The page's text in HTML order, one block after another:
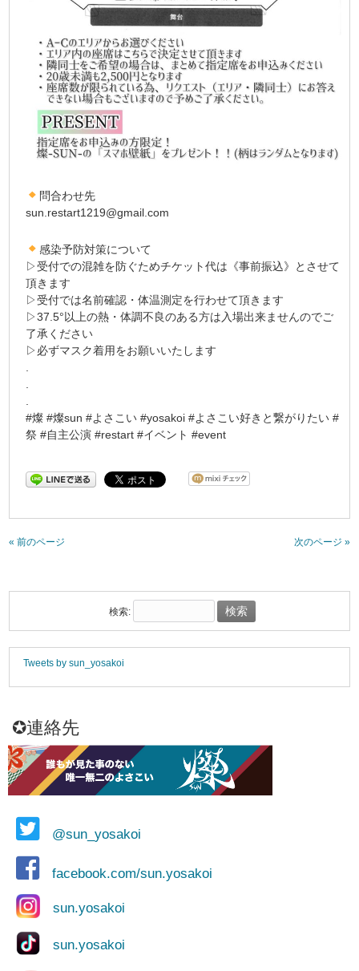
問合わせ先
sun.restart1219@gmail.com
感染予防対策について
▷受付での混雑を防ぐためチケット代は《事前振込》とさせて
頂きます
▷受付では名前確認・体温測定を行わせて頂きます
▷37.5°以上の熱・体調不良のある方は入場出来ませんのでご
了承ください
▷必ずマスク着用をお願いいたします
#燦 #燦sun #よさこい #yosakoi #よさこい好きと繋がりたい #
祭 #自主公演 #restart #イベント #event
« 前のページ 次のページ »
検索:
Tweets by sun_yosakoi
✪連絡先
@sun_yosakoi
facebook.com/sun.yosakoi
sun.yosakoi
sun.yosakoi